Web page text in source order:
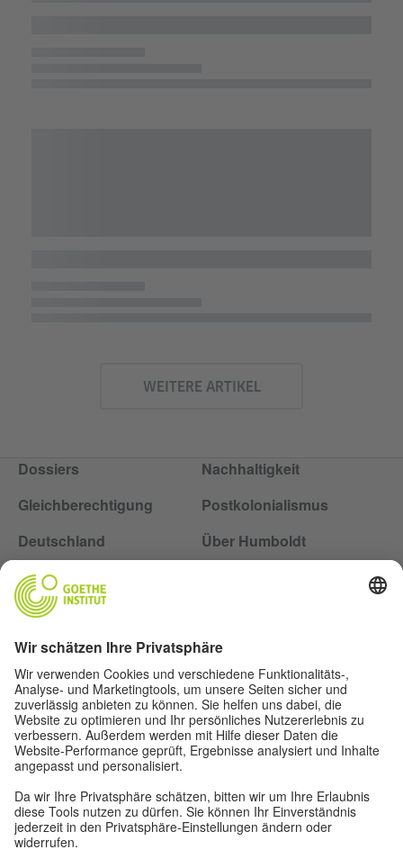
WEITERE ARTIKEL
Dossiers
Nachhaltigkeit
Gleichberechtigung
Postkolonialismus
Deutschland
Über Humboldt
Impressum
Datenschutz
Nutzungsbedingungen
Privatsphäre-Einstellungen
Folge dem Magazin Humboldt auf Social Media